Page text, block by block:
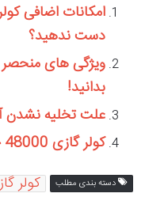
امکانات اضافی
دست ندهید؟
ویژگی های منحصر
بدانید!
علت تخلیه نشدن
کولر گازی 48000 جنرال
دسته بندی مطلب کولر